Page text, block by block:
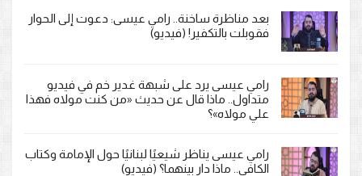
بعد مناظرة ساخنة.. رامي عيسى: دعوت إلى الحوار
فقوبلت بالتكفير! (فيديو)
رامي عيسى يرد على شبهة غدير خم في فيديو
متداول.. ماذا قال عن حديث «من كنت مولاه فهذا
علي مولاه»؟
رامي عيسى يناظر شيعيًا لبنانيًا حول الإمامة وكتاب
الكافي.. ماذا دار بينهما؟ (فيديو)